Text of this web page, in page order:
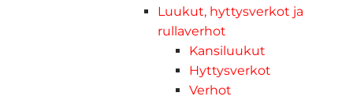
Luukut, hyttysverkot ja
rullaverhot
Kansiluukut
Hyttysverkot
Verhot